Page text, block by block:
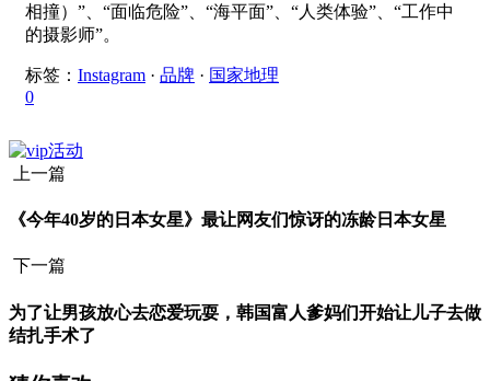
相撞）”、“面临危险”、“海平面”、“人类体验”、“工作中
的摄影师”。
标签： Instagram · 品牌 · 国家地理
0
上一篇
《今年40岁的日本女星》最让网友们惊讶的冻龄日本女星
下一篇
为了让男孩放心去恋爱玩耍，韩国富人爹妈们开始让儿子去做
结扎手术了